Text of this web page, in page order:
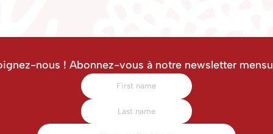
nous ! Abonnez-vous à notre newsletter